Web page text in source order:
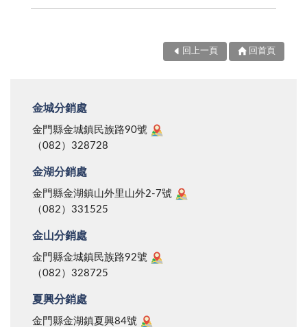
回上一頁 回首頁
金城分銷處
金門縣金城鎮民族路90號
（082）328728
金湖分銷處
金門縣金湖鎮山外里山外2-7號
（082）331525
金山分銷處
金門縣金城鎮民族路92號
（082）328725
夏興分銷處
金門縣金湖鎮夏興84號